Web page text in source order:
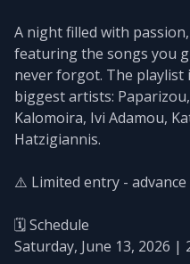
A night filled with
featuring the songs you
never forgot. The playlist
biggest artists:
Kalomoira, Ivi Adamou,
Hatzigiannis.
⚠️ Limited entry -
🗓️ Schedule
Saturday, June 13, 2026 |